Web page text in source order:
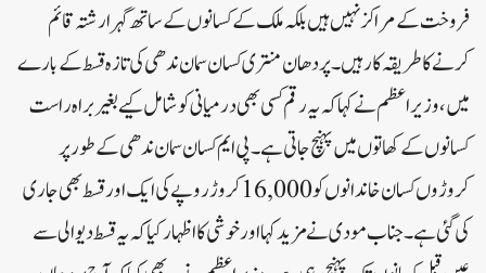
فروخت کے مراکز نہیں ہیں بلکہ ملک کے کسانوں کے ساتھ گہرا رشتہ قائم
کرنے کا طریقہ کار ہیں۔ پردھان منتری کسان سمان ندھی کی تازہ قسط کے بارے
میں، وزیر اعظم نے کہا کہ یہ رقم کسی بھی درمیانی کو شامل کیے بغیر براہ راست
کسانوں کے کھاتوں میں پہنچ جاتی ہے۔ پی ایم کسان سمان ندھی کے طور پر
کروڑوں کسان خاندانوں کو 16,000 کروڑ روپے کی ایک اور قسط بھی جاری
کی گئی ہے۔جناب مودی نے مزید کہا اور خوشی کا اظہار کیا کہ یہ قسط دیوالی سے